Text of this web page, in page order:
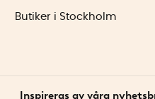
Butiker i Stockholm
Inspireras av våra